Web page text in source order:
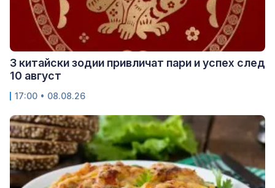
3 китайски зодии привличат пари и успех след
10 август
17:00 • 08.08.26